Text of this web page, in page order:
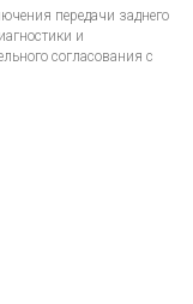
передачи заднего
и
согласования с